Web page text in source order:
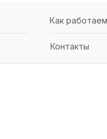
Как работаем
Контакты